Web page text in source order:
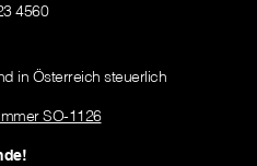
4560
in Österreich steuerlich
SO-1126